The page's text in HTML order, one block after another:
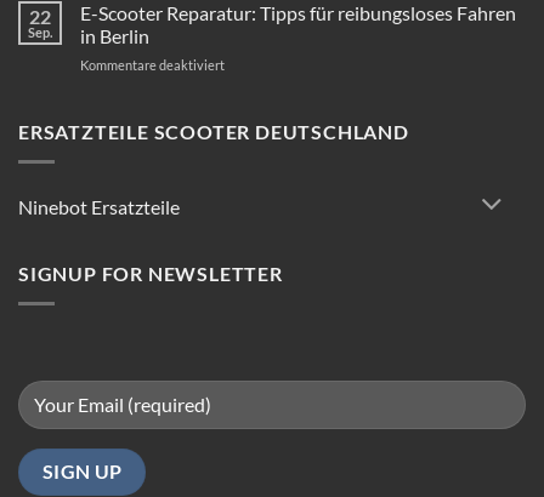
22
Sep.
E-Scooter Reparatur: Tipps für reibungsloses Fahren
in Berlin
Kommentare deaktiviertfür
Reparatur:
ERSATZTEILE SCOOTER DEUTSCHLAND
Ninebot Ersatzteile
SIGNUP FOR NEWSLETTER